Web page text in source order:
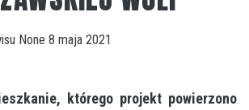
None 8 maja 2021
którego projekt powierzono